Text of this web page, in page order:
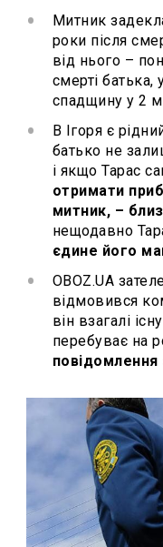
Митник
роки після
від нього –
смерті
спадщину у 2
В Ігоря є
батько не
і якщо Тарас
отримати
митник, –
нещодавно
єдине його
OBOZ.UA
відмовився
він взагалі
перебуває на
повідомлення